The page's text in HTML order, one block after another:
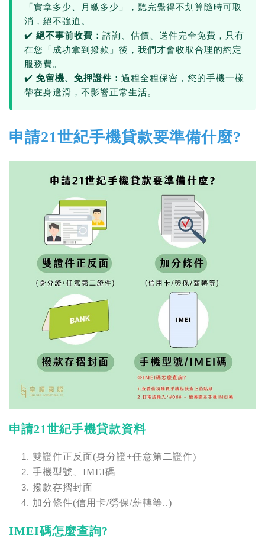
「實拿多少、月繳多少」，聽完覺得不划算隨時可取
消，絕不強迫。
✔️ 絕不事前收費： 諮詢、估價、送件完全免費，只有
在您「成功拿到撥款」後，我們才會收取合理的約定
服務費。
✔️ 免留機、免押證件： 過程全程保密，您的手機一樣
帶在身邊滑，不影響正常生活。
申請21世紀手機貸款要準備什麼?
申請21世紀手機貸款資料
雙證件正反面(身分證+任意第二證件)
手機型號、IMEI碼
撥款存摺封面
加分條件(信用卡/勞保/薪轉等..)
IMEI碼怎麼查詢?